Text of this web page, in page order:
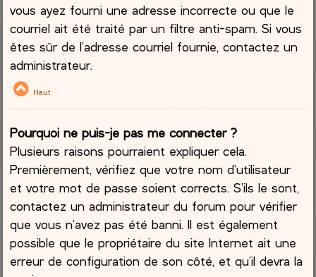
vous ayez fourni une adresse incorrecte ou que le
courriel ait été traité par un filtre anti-spam. Si vous
êtes sûr de l’adresse courriel fournie, contactez un
administrateur.
Haut
Pourquoi ne puis-je pas me connecter ?
Plusieurs raisons pourraient expliquer cela.
Premièrement, vérifiez que votre nom d’utilisateur
et votre mot de passe soient corrects. S’ils le sont,
contactez un administrateur du forum pour vérifier
que vous n’avez pas été banni. Il est également
possible que le propriétaire du site Internet ait une
erreur de configuration de son côté, et qu’il devra la